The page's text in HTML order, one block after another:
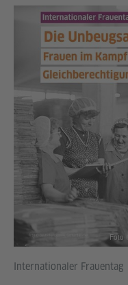
Internationaler Frauentag
Foto